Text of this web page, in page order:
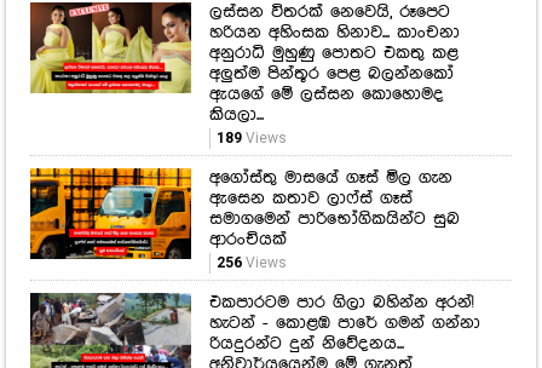
ලස්සන විතරක් නෙවෙයි, රූපෙට
හරියන අහිංසක හිනාව... කාංචනා
අනුරාධි මුහුණු පොතට එකතු කළ
අලුත්ම පින්තූර පෙළ බලන්නකෝ
ඇයගේ මේ ලස්සන කොහොමද
කියලා...
189Views
අගෝස්තු මාසයේ ගෑස් මිල ගැන
ඇසෙන කතාව ලාෆ්ස් ගෑස්
සමාගමෙන් පාරිභෝගිකයින්ට සුබ
ආරංචියක්
256Views
එකපාරටම පාර ගිලා බහින්න අරන්!
හැටන් - කොළඹ පාරේ ගමන් ගන්නා
රියදුරන්ට දුන් නිවේදනය...
අනිවාර්යයෙන්ම මේ ගැනත්